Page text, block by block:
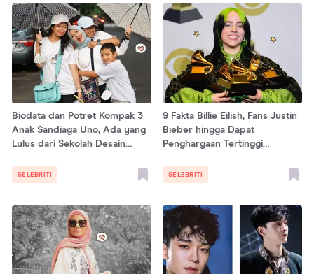
Biodata dan Potret Kompak 3
Anak Sandiaga Uno, Ada yang
Lulus dari Sekolah Desain
SELEBRITI
9 Fakta Billie Eilish, Fans Justin
Bieber hingga Dapat
Penghargaan Tertinggi
SELEBRITI